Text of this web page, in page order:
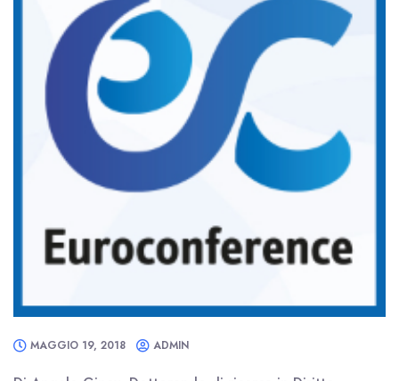
MAGGIO 19, 2018 ADMIN